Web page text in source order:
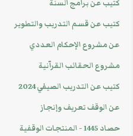
كتيب عن برامج السنة
كتيب عن قسم التدريب والتطوير
عن مشروع الإحكام العددي
مشروع الحقائب القرآنية
كتيب عن التدريب الصيفي 2024
عن الوقف تعريف وإنجاز
حصاد 1445 - المنتجات الوقفية